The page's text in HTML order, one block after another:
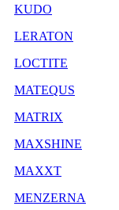
KUDO
LERATON
LOCTITE
MATEQUS
MATRIX
MAXSHINE
MAXXT
MENZERNA